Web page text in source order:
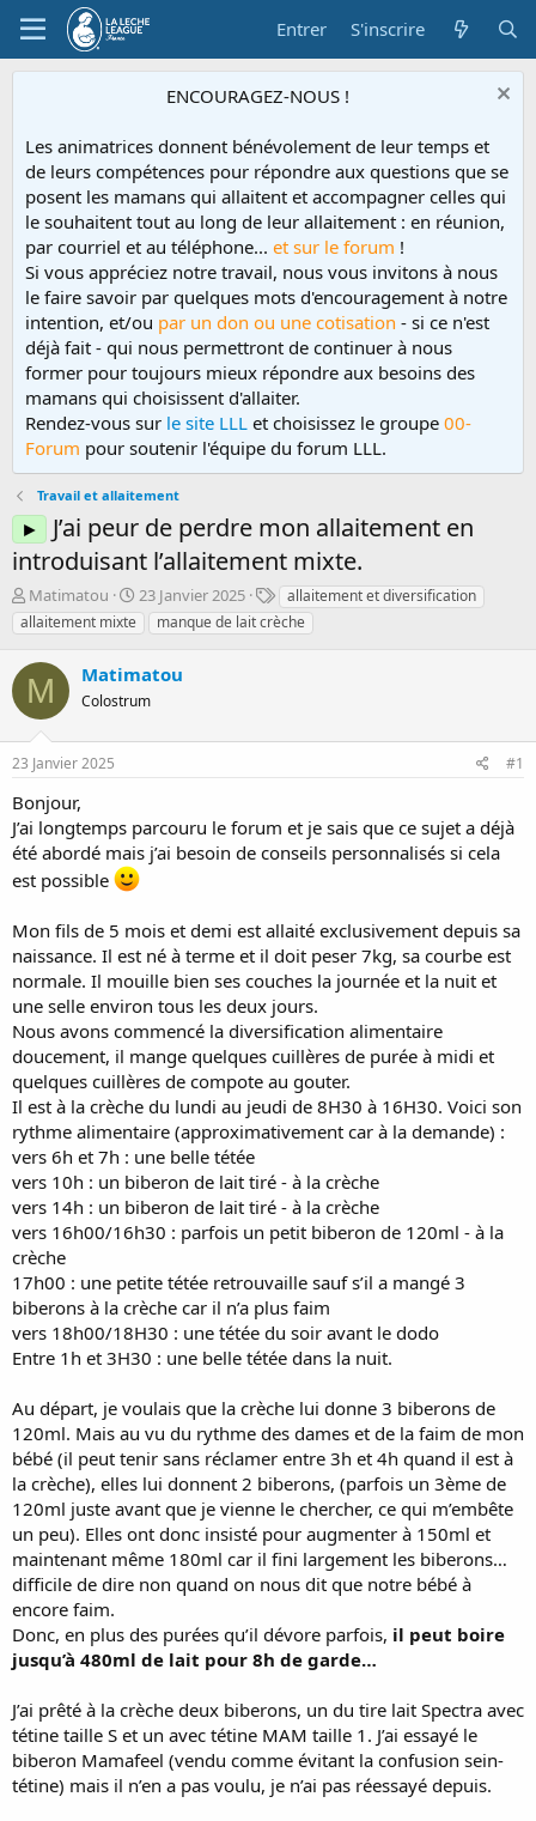
Entrer S'inscrire
ENCOURAGEZ-NOUS !
Les animatrices donnent bénévolement de leur temps et
de leurs compétences pour répondre aux questions que se
posent les mamans qui allaitent et accompagner celles qui
le souhaitent tout au long de leur allaitement : en réunion,
par courriel et au téléphone... et sur le forum !
Si vous appréciez notre travail, nous vous invitons à nous
le faire savoir par quelques mots d'encouragement à notre
intention, et/ou par un don ou une cotisation - si ce n'est
déjà fait - qui nous permettront de continuer à nous
former pour toujours mieux répondre aux besoins des
mamans qui choisissent d'allaiter.
Rendez-vous sur le site LLL et choisissez le groupe 00-
Forum pour soutenir l'équipe du forum LLL.
Travail et allaitement
►
J’ai peur de perdre mon allaitement en
introduisant l’allaitement mixte.
D
é
m
a
r
r
é
e
p
r
Matimatou
D
a
t
d
e
é
23 Janvier 2025
T
a
g
allaitement et diversification
allaitement mixte
manque de lait crèche
M Matimatou
Colostrum
23 Janvier 2025 #1
Bonjour,
J’ai longtemps parcouru le forum et je sais que ce sujet a déjà
été abordé mais j’ai besoin de conseils personnalisés si cela
est possible
Mon fils de 5 mois et demi est allaité exclusivement depuis sa
naissance. Il est né à terme et il doit peser 7kg, sa courbe est
normale. Il mouille bien ses couches la journée et la nuit et
une selle environ tous les deux jours.
Nous avons commencé la diversification alimentaire
doucement, il mange quelques cuillères de purée à midi et
quelques cuillères de compote au gouter.
Il est à la crèche du lundi au jeudi de 8H30 à 16H30. Voici son
rythme alimentaire (approximativement car à la demande) :
vers 6h et 7h : une belle tétée
vers 10h : un biberon de lait tiré - à la crèche
vers 14h : un biberon de lait tiré - à la crèche
vers 16h00/16h30 : parfois un petit biberon de 120ml - à la
crèche
17h00 : une petite tétée retrouvaille sauf s’il a mangé 3
biberons à la crèche car il n’a plus faim
vers 18h00/18H30 : une tétée du soir avant le dodo
Entre 1h et 3H30 : une belle tétée dans la nuit.
Au départ, je voulais que la crèche lui donne 3 biberons de
120ml. Mais au vu du rythme des dames et de la faim de mon
bébé (il peut tenir sans réclamer entre 3h et 4h quand il est à
la crèche), elles lui donnent 2 biberons, (parfois un 3ème de
120ml juste avant que je vienne le chercher, ce qui m’embête
un peu). Elles ont donc insisté pour augmenter à 150ml et
maintenant même 180ml car il fini largement les biberons…
difficile de dire non quand on nous dit que notre bébé à
encore faim.
Donc, en plus des purées qu’il dévore parfois, il peut boire
jusqu’à 480ml de lait pour 8h de garde…
J’ai prêté à la crèche deux biberons, un du tire lait Spectra avec
tétine taille S et un avec tétine MAM taille 1. J’ai essayé le
biberon Mamafeel (vendu comme évitant la confusion sein-
tétine) mais il n’en a pas voulu, je n’ai pas réessayé depuis.